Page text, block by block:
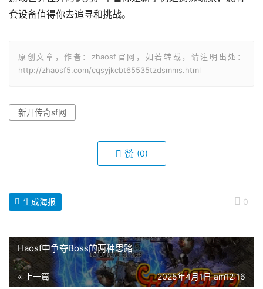
套设备值得你去追寻和挑战。
原创文章，作者：zhaosf官网，如若转载，请注明出处：
http://zhaosf5.com/cqsyjkcbt65535tzdsmms.html
新开传奇sf网
赞 (0)
0
生成海报
Haosf中争夺Boss的两种思路
« 上一篇 2025年4月1日 am12:16